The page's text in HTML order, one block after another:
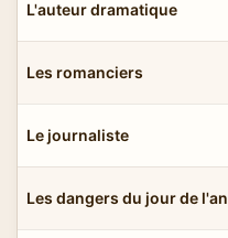
L'auteur dramatique
Les romanciers
Le journaliste
Les dangers du jour de l'an